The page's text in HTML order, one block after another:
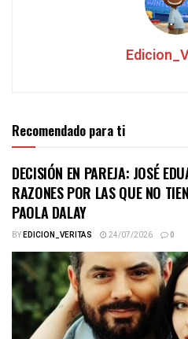
Recomendado para ti
DECISIÓN EN PAREJA: JOSÉ
RAZONES POR LAS QUE NO
PAOLA DALAY
BYEDICION_VERITAS 24/07/2026 0